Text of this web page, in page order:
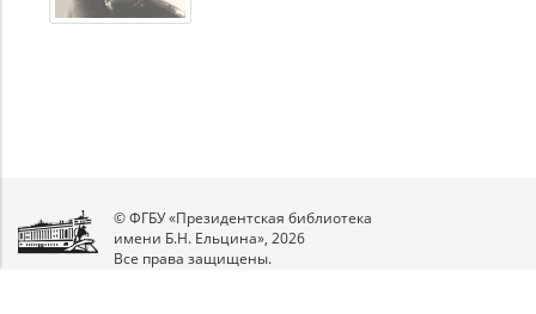
© ФГБУ «Президентская библиотека
имени Б.Н. Ельцина», 2026
Все права защищены.